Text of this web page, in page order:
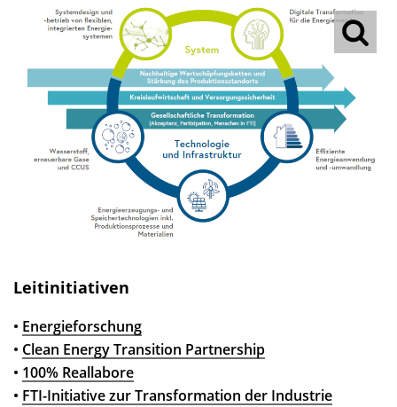
Leitinitiativen
• Energieforschung
• Clean Energy Transition Partnership
• 100% Reallabore
• FTI-Initiative zur Transformation der Industrie